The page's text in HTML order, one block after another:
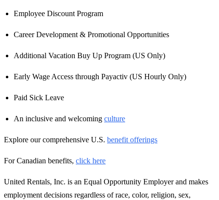
Employee Discount Program
Career Development & Promotional Opportunities
Additional Vacation Buy Up Program (US Only)
Early Wage Access through Payactiv (US Hourly Only)
Paid Sick Leave
An inclusive and welcoming culture
Explore our comprehensive U.S. benefit offerings
For Canadian benefits, click here
United Rentals, Inc. is an Equal Opportunity Employer and makes
employment decisions regardless of race, color, religion, sex,